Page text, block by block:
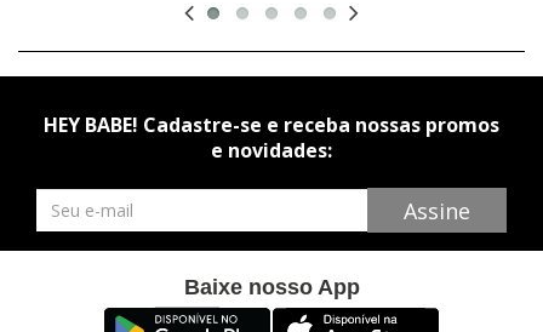
HEY BABE! Cadastre-se e receba nossas promos
e novidades:
Newsletter Assine
Baixe nosso App